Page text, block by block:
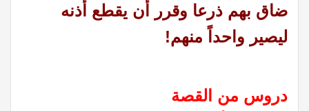
ضاق بهم ذرعا وقرر أن يقطع أذنه
ليصير واحداً منهم!
دروس من القصة